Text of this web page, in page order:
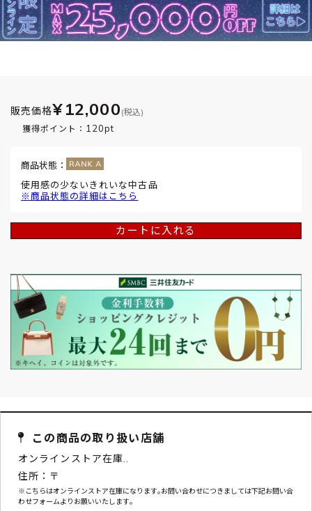
販売価格¥12,000 (税込)
獲得ポイント： 120pt
商品状態：
使用感の少ないきれいな中古品
※商品状態の詳細はこちら
カートに入れる
この商品の取り扱い店舗
オンラインストア在庫..
住所：〒
※こちらはオンラインストア在庫になります｡お問い合わせにつきましては下記お問い合
わせフォームよりお願いいたします｡